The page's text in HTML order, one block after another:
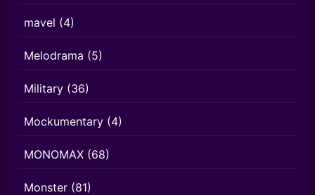
mavel (4)
Melodrama (5)
Military (36)
Mockumentary (4)
MONOMAX (68)
Monster (81)